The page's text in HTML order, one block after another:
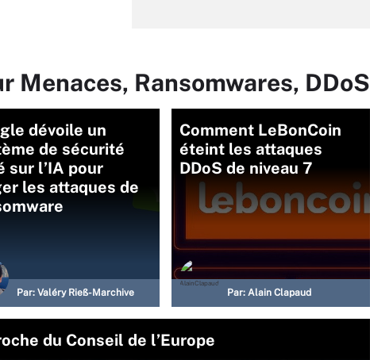
Menaces, Ransomwares, DDoS
dévoile un
de sécurité
sur l’IA pour
les attaques de
Par: Valéry Rieß-Marchive
Comment LeBonCoin
éteint les attaques
DDoS de niveau 7
Par: Alain Clapaud
du Conseil de l’Europe